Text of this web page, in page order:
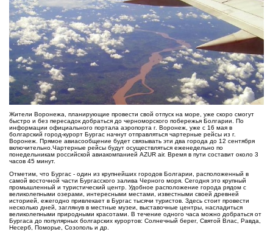
Жители Воронежа, планирующие провести свой отпуск на море, уже скоро смогут
быстро и без пересадок добраться до черноморского побережья Болгарии. По
информации официального портала аэропорта г. Воронеж, уже с 16 мая в
болгарский город-курорт Бургас начнут отправляться чартерные рейсы из г.
Воронеж. Прямое авиасообщение будет связывать эти два города до 12 сентября
включительно.Чартерные рейсы будут осуществляться еженедельно по
понедельникам российской авиакомпанией AZUR air. Время в пути составит около 3
часов 45 минут.
Отметим, что Бургас - один из крупнейших городов Болгарии, расположенный в
самой восточной части Бургасского залива Черного моря. Сегодня это крупный
промышленный и туристический центр. Удобное расположение города рядом с
великолепными озерами, интересными местами, известными своей древней
историей, ежегодно привлекает в Бургас тысячи туристов. Здесь стоит провести
несколько дней, заглянув в местные музеи, выставочные центры, насладиться
великолепными природными красотами. В течение одного часа можно добраться от
Бургаса до популярных болгарских курортов: Солнечный берег, Святой Влас, Равда,
Несерб, Поморье, Созополь и др.